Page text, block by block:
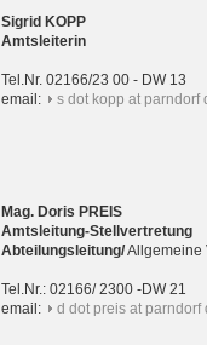
Sigrid KOPP
Amtsleiterin
Tel.Nr. 02166/23 00 - DW 13
email:
s dot kopp at parndorf
Mag. Doris PREIS
Amtsleitung-Stellvertretung
Abteilungsleitung/Allgemeine
Tel.Nr.: 02166/ 2300 -DW 21
email:
d dot preis at parndorf